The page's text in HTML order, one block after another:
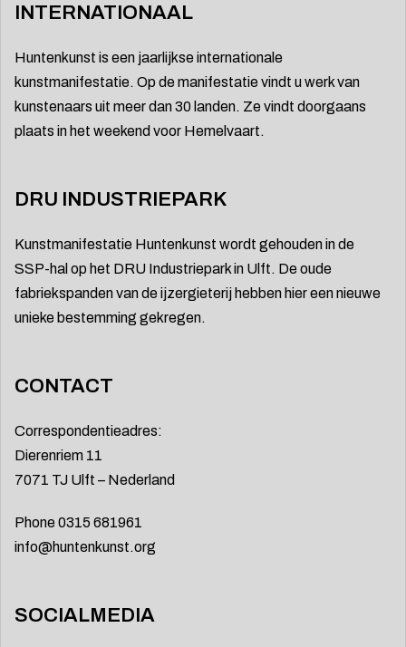
INTERNATIONAAL
Huntenkunst is een jaarlijkse internationale
kunstmanifestatie. Op de manifestatie vindt u werk van
kunstenaars uit meer dan 30 landen. Ze vindt doorgaans
plaats in het weekend voor Hemelvaart.
DRU INDUSTRIEPARK
Kunstmanifestatie Huntenkunst wordt gehouden in de
SSP-hal op het DRU Industriepark in Ulft. De oude
fabriekspanden van de ijzergieterij hebben hier een nieuwe
unieke bestemming gekregen.
CONTACT
Correspondentieadres:
Dierenriem 11
7071 TJ Ulft – Nederland
Phone 0315 681961
info@huntenkunst.org
SOCIALMEDIA